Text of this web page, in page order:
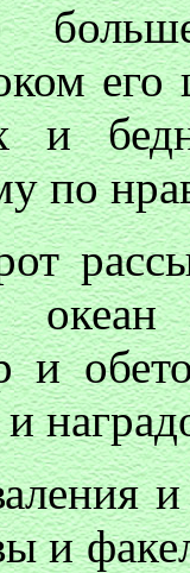
его
и
по
и
и
и